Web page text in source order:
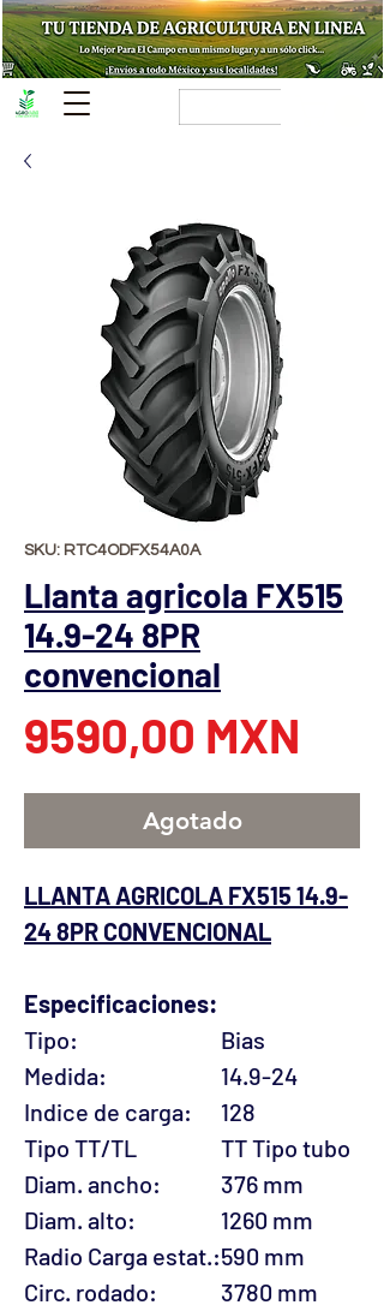
SKU: RTC4ODFX54A0A
Llanta agricola FX515
14.9-24 8PR
convencional
9590,00 MXN
Agotado
LLANTA AGRICOLA FX515 14.9-
24 8PR CONVENCIONAL
Especificaciones:
Tipo:
Bias
Medida:
14.9-24
Indice de carga:
128
Tipo TT/TL
TT Tipo tubo
Diam. ancho:
376 mm
Diam. alto:
1260 mm
Radio Carga estat.:590 mm
Circ. rodado:
3780 mm